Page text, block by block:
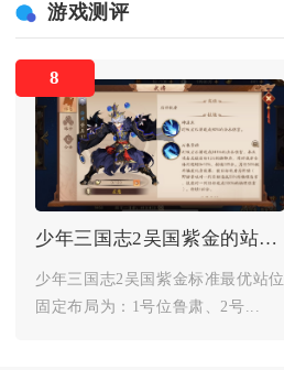
游戏测评
8
少年三国志2吴国紫金的站位应该怎么摆放
少年三国志2吴国紫金标准最优站位
固定布局为：1号位鲁肃、2号...